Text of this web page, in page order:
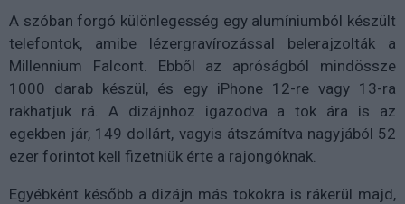
A szóban forgó különlegesség egy alumíniumból készült
telefontok, amibe lézergravírozással belerajzolták a
Millennium Falcont. Ebből az apróságból mindössze
1000 darab készül, és egy iPhone 12-re vagy 13-ra
rakhatjuk rá. A dizájnhoz igazodva a tok ára is az
egekben jár, 149 dollárt, vagyis átszámítva nagyjából 52
ezer forintot kell fizetniük érte a rajongóknak.
Egyébként később a dizájn más tokokra is rákerül majd,